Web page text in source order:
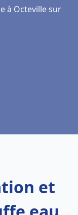
à Octeville sur
et